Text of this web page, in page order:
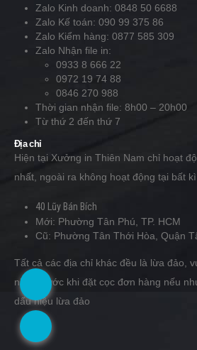
Zalo Kinh doanh: 0848 50 6688
Zalo Kế toán: 090 99 375 86
Zalo Kiểm hàng: 0877 585 309
Zalo Nhận file in:
0933 8 666 22
0972 19 74 88
0846 270 988
Thời gian nhận file: 8h00 – 20h00
Từ thứ 2 đến thứ 7
Địa chỉ
Hiện tại Xưởng in Thiên Nam chỉ hoạt
nhất, ngoài ra không hoạt động tại bất
40 Lũy Bán Bích
Mới: Phường Tân Phú, TP. HCM
Cũ: Phường Tân Thới Hòa, Quận
Tất cả các địa chỉ khác đều là lừa đảo,
nhận trước khi đặt cọc đơn hàng nếu
dấu hiệu lừa đảo